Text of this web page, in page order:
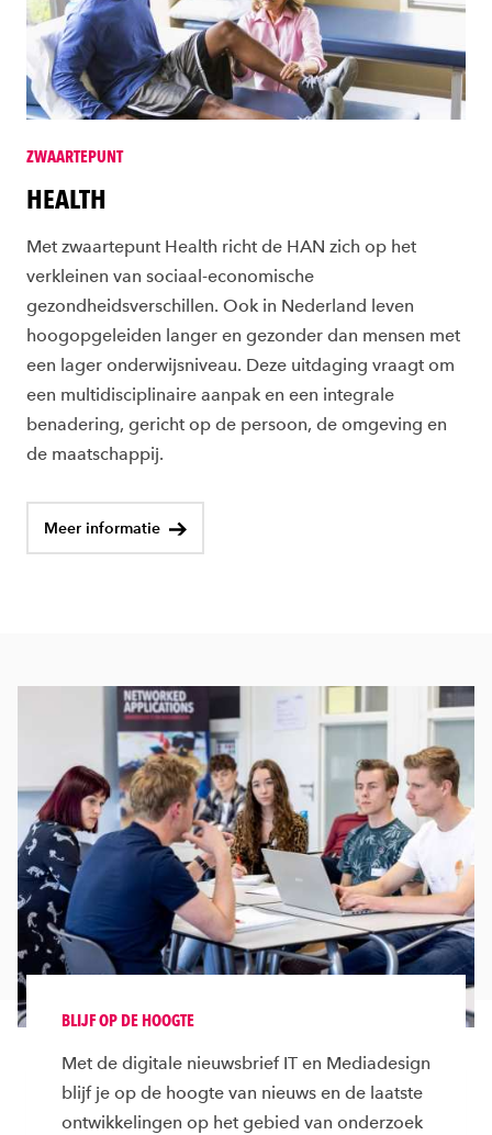
ZWAARTEPUNT
HEALTH
Met zwaartepunt Health richt de HAN zich op het
verkleinen van sociaal-economische
gezondheidsverschillen. Ook in Nederland leven
hoogopgeleiden langer en gezonder dan mensen met
een lager onderwijsniveau. Deze uitdaging vraagt om
een multidisciplinaire aanpak en een integrale
benadering, gericht op de persoon, de omgeving en
de maatschappij.
Meer informatie
BLIJF OP DE HOOGTE
Met de digitale nieuwsbrief IT en Mediadesign
blijf je op de hoogte van nieuws en de laatste
ontwikkelingen op het gebied van onderzoek